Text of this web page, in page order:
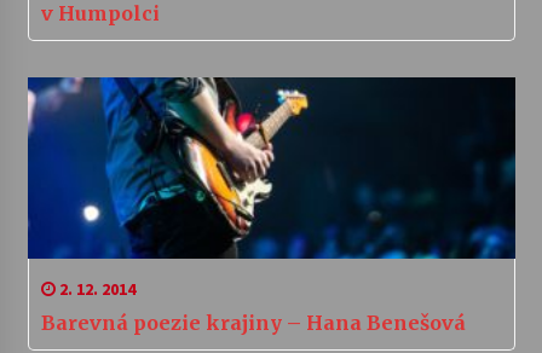
v Humpolci
2. 12. 2014
Barevná poezie krajiny – Hana Benešová